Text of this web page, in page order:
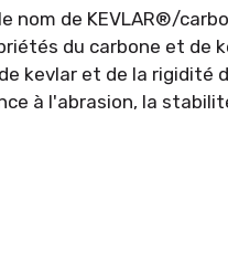
nom de KEVLAR®/
du carbone et de
kevlar et de la rigidité
à l'abrasion, la